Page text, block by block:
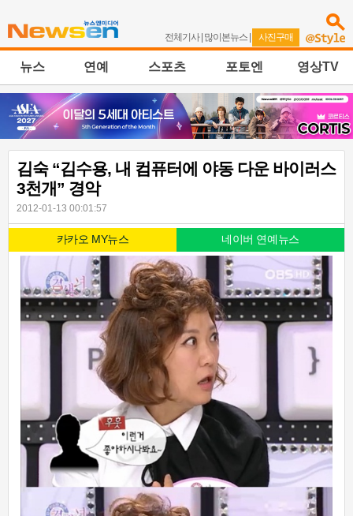
전체기사| 많이본뉴스 | 사진구매
뉴스 연예 스포츠 포토엔 영상TV
김숙 “김수용, 내 컴퓨터에 야동 다운 바이러스
3천개” 경악
2012-01-13 00:01:57
카카오 MY뉴스 네이버 연예뉴스